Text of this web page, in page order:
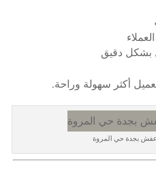
بشكل دقيق
أكثر سهولة وراحة.
بجدة حي المروة